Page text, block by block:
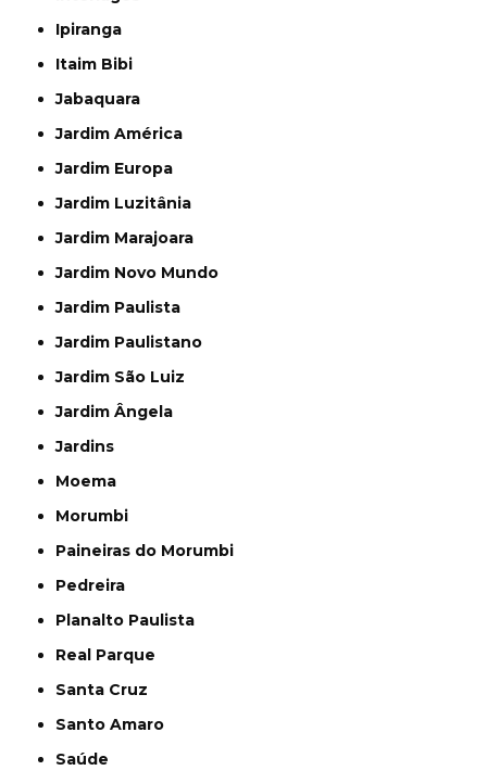
Ipiranga
Itaim Bibi
Jabaquara
Jardim América
Jardim Europa
Jardim Luzitânia
Jardim Marajoara
Jardim Novo Mundo
Jardim Paulista
Jardim Paulistano
Jardim São Luiz
Jardim Ângela
Jardins
Moema
Morumbi
Paineiras do Morumbi
Pedreira
Planalto Paulista
Real Parque
Santa Cruz
Santo Amaro
Saúde